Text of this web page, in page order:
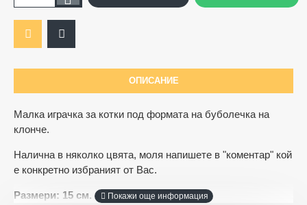
ОПИСАНИЕ
Малка играчка за котки под формата на буболечка на
клонче.
Налична в няколко цвята, моля напишете в "коментар" кой
е конкретно избраният от Вас.
Размери: 15 см.